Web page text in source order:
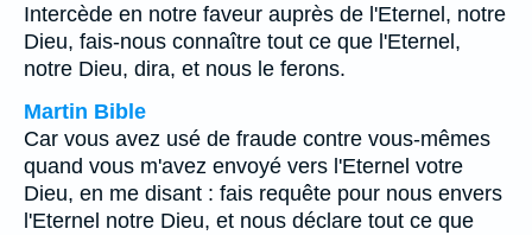
Intercède en notre faveur auprès de l'Eternel, notre
Dieu, fais-nous connaître tout ce que l'Eternel,
notre Dieu, dira, et nous le ferons.
Martin Bible
Car vous avez usé de fraude contre vous-mêmes
quand vous m'avez envoyé vers l'Eternel votre
Dieu, en me disant : fais requête pour nous envers
l'Eternel notre Dieu, et nous déclare tout ce que